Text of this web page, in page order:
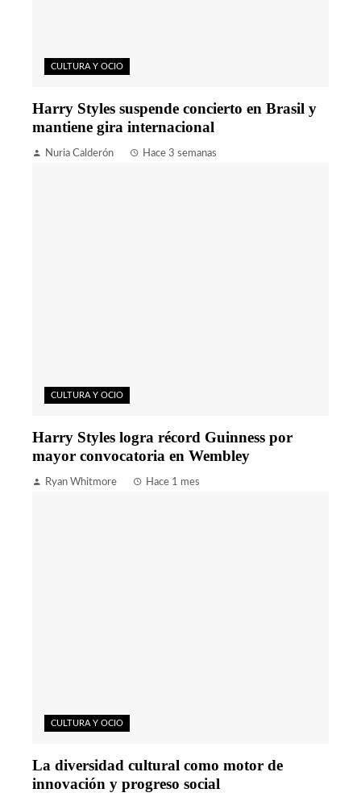
CULTURA Y OCIO
Harry Styles suspende concierto en Brasil y
mantiene gira internacional
Nuria Calderón Hace 3 semanas
CULTURA Y OCIO
Harry Styles logra récord Guinness por
mayor convocatoria en Wembley
Ryan Whitmore Hace 1 mes
CULTURA Y OCIO
La diversidad cultural como motor de
innovación y progreso social